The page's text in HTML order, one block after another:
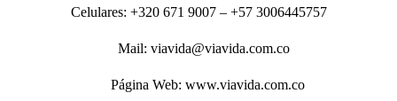
Celulares: +320 671 9007 – +57 3006445757
Mail: viavida@viavida.com.co
Página Web: www.viavida.com.co